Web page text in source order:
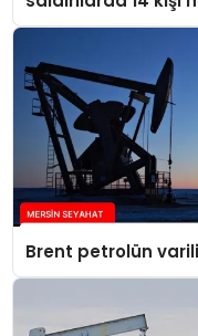
Brent petrolün